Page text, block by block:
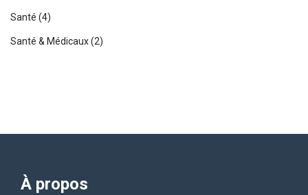
Santé (4)
Santé & Médicaux(2)
À propos